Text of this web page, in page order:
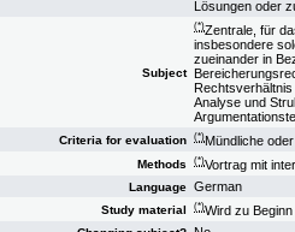
Lösungen oder
Subject
(*)Zentrale, für
insbesondere
zueinander in
Analyse und
Criteria for evaluation (*)Mündliche
Methods (*)Vortrag mit
Language German
Study material (*)Wird zu